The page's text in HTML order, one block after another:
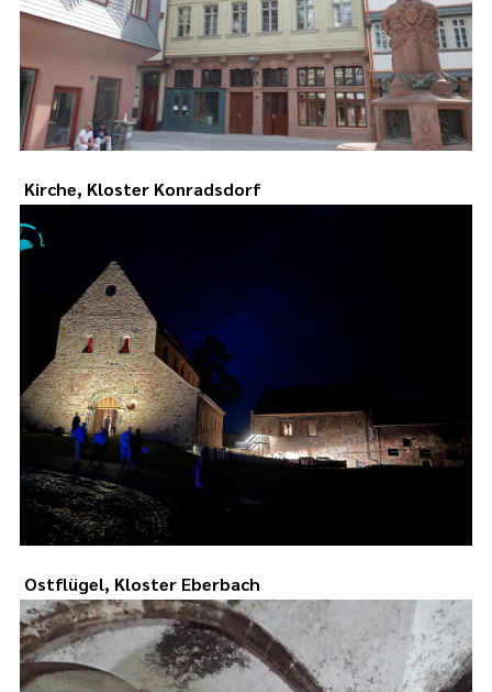
Kirche, Kloster Konradsdorf
Ostflügel, Kloster Eberbach